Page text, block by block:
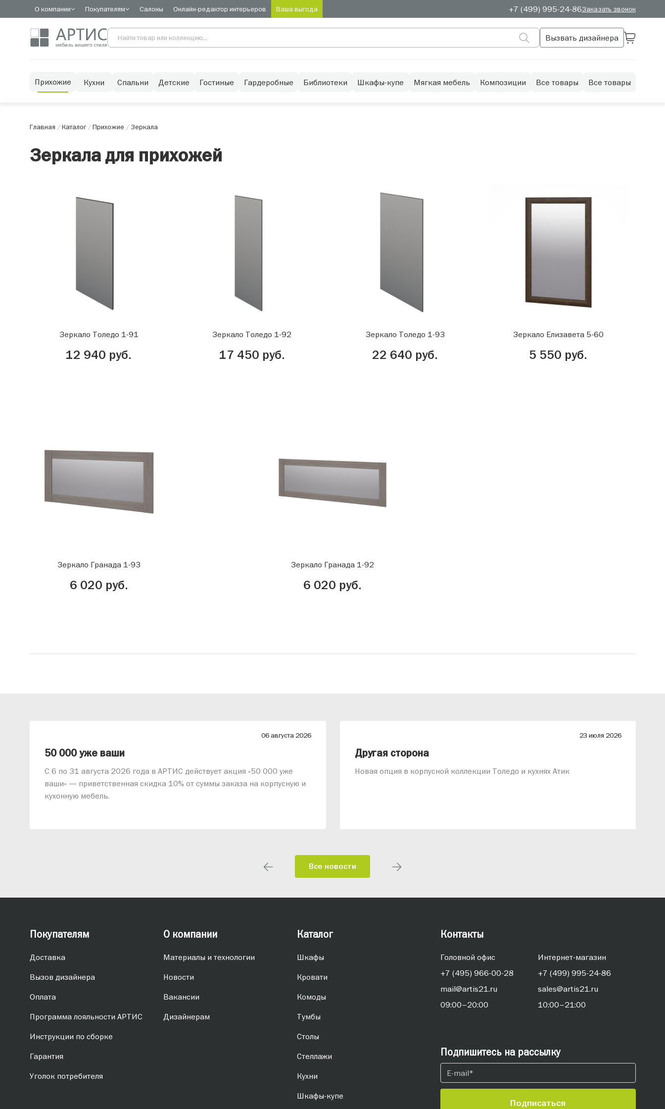
О компании Покупателям Салоны Онлайн-редактор интерьеров Ваша выгода +7 (499) 995-24-86Заказать звонок
Вызвать дизайнера
Прихожие Кухни Спальни Детские Гостиные Гардеробные Библиотеки Шкафы-купе Мягкая мебель Композиции Все товары Все товары
Главная /Каталог/Прихожие / Зеркала
Зеркала для прихожей
Зеркало Толедо 1-91
12 940 руб.
Зеркало Толедо 1-92
17 450 руб.
Зеркало Толедо 1-93
22 640 руб.
Зеркало Елизавета 5-60
5 550 руб.
Зеркало Гранада 1-93
6 020 руб.
Зеркало Гранада 1-92
6 020 руб.
06 августа 2026
50 000 уже ваши
С 6 по 31 августа 2026 года в АРТИС действует акция «50 000 уже
ваши» — приветственная скидка 10% от суммы заказа на корпусную и
кухонную мебель.
23 июля 2026
Другая сторона
Новая опция в корпусной коллекции Толедо и кухнях Атик
Все новости
Покупателям
Доставка
Вызов дизайнера
Оплата
Программа лояльности АРТИС
Инструкции по сборке
Гарантия
Уголок потребителя
О компании
Материалы и технологии
Новости
Вакансии
Дизайнерам
Каталог
Шкафы
Кровати
Комоды
Тумбы
Столы
Стеллажи
Кухни
Шкафы-купе
Контакты
Головной офис
+7 (495) 966-00-28
mail@artis21.ru
09:00–20:00
Интернет-магазин
+7 (499) 995-24-86
sales@artis21.ru
10:00–21:00
Подпишитесь на рассылку
Подписаться